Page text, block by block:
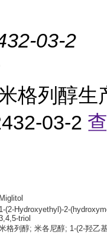
03-2
格列醇生
03-2
Miglitol
1-(2-Hydroxyethyl)-2-
triol
格列醇; 米各尼醇; 1-(2-羟乙